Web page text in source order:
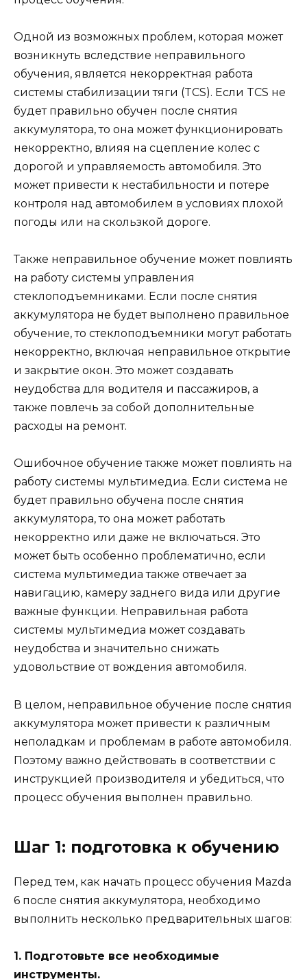
Одной из возможных проблем, которая может
возникнуть вследствие неправильного
обучения, является некорректная работа
системы стабилизации тяги (TCS). Если TCS не
будет правильно обучен после снятия
аккумулятора, то она может функционировать
некорректно, влияя на сцепление колес с
дорогой и управляемость автомобиля. Это
может привести к нестабильности и потере
контроля над автомобилем в условиях плохой
погоды или на скользкой дороге.
Также неправильное обучение может повлиять
на работу системы управления
стеклоподъемниками. Если после снятия
аккумулятора не будет выполнено правильное
обучение, то стеклоподъемники могут работать
некорректно, включая неправильное открытие
и закрытие окон. Это может создавать
неудобства для водителя и пассажиров, а
также повлечь за собой дополнительные
расходы на ремонт.
Ошибочное обучение также может повлиять на
работу системы мультимедиа. Если система не
будет правильно обучена после снятия
аккумулятора, то она может работать
некорректно или даже не включаться. Это
может быть особенно проблематично, если
система мультимедиа также отвечает за
навигацию, камеру заднего вида или другие
важные функции. Неправильная работа
системы мультимедиа может создавать
неудобства и значительно снижать
удовольствие от вождения автомобиля.
В целом, неправильное обучение после снятия
аккумулятора может привести к различным
неполадкам и проблемам в работе автомобиля.
Поэтому важно действовать в соответствии с
инструкцией производителя и убедиться, что
процесс обучения выполнен правильно.
Шаг 1: подготовка к обучению
Перед тем, как начать процесс обучения Mazda
6 после снятия аккумулятора, необходимо
выполнить несколько предварительных шагов:
1. Подготовьте все необходимые
инструменты.